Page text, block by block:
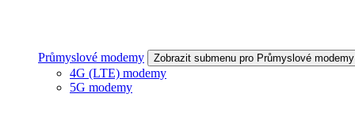
Průmyslové modemy Zobrazit submenu pro Průmyslové modemy
4G (LTE) modemy
5G modemy